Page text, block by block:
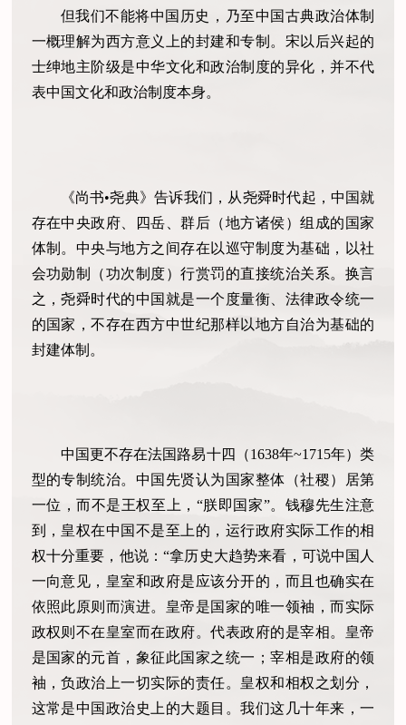
但我们不能将中国历史，乃至中国古典政治体制
一概理解为西方意义上的封建和专制。宋以后兴起的
士绅地主阶级是中华文化和政治制度的异化，并不代
表中国文化和政治制度本身。
《尚书•尧典》告诉我们，从尧舜时代起，中国就
存在中央政府、四岳、群后（地方诸侯）组成的国家
体制。中央与地方之间存在以巡守制度为基础，以社
会功勋制（功次制度）行赏罚的直接统治关系。换言
之，尧舜时代的中国就是一个度量衡、法律政令统一
的国家，不存在西方中世纪那样以地方自治为基础的
封建体制。
中国更不存在法国路易十四（1638年~1715年）类
型的专制统治。中国先贤认为国家整体（社稷）居第
一位，而不是王权至上，“朕即国家”。钱穆先生注意
到，皇权在中国不是至上的，运行政府实际工作的相
权十分重要，他说：“拿历史大趋势来看，可说中国人
一向意见，皇室和政府是应该分开的，而且也确实在
依照此原则而演进。皇帝是国家的唯一领袖，而实际
政权则不在皇室而在政府。代表政府的是宰相。皇帝
是国家的元首，象征此国家之统一；宰相是政府的领
袖，负政治上一切实际的责任。皇权和相权之划分，
这常是中国政治史上的大题目。我们这几十年来，一